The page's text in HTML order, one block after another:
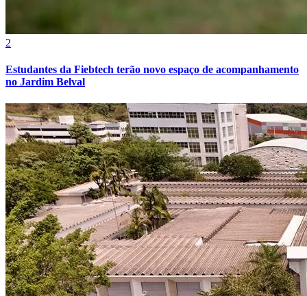
Grêmio
2
Estudantes da Fiebtech terão novo espaço de acompanhamento
no Jardim Belval